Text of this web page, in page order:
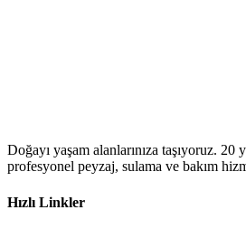
Doğayı yaşam alanlarınıza taşıyoruz. 20
profesyonel peyzaj, sulama ve bakım
Hızlı Linkler